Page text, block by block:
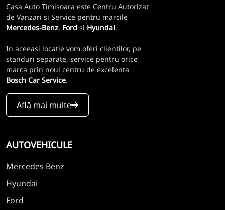
Casa Auto Timisoara este Centru Autorizat
de Vanzari si Service pentru marcile
Mercedes-Benz, Ford si Hyundai.
In aceeasi locatie vom oferi clientilor, pe
standuri separate, service pentru orice
marca prin noul centru de excelenta
Bosch Car Service.
Află mai multe
AUTOVEHICULE
Mercedes Benz
Hyundai
Ford